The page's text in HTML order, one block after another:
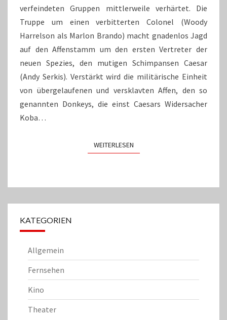
verfeindeten Gruppen mittlerweile verhärtet. Die
Truppe um einen verbitterten Colonel (Woody
Harrelson als Marlon Brando) macht gnadenlos Jagd
auf den Affenstamm um den ersten Vertreter der
neuen Spezies, den mutigen Schimpansen Caesar
(Andy Serkis). Verstärkt wird die militärische Einheit
von übergelaufenen und versklavten Affen, den so
genannten Donkeys, die einst Caesars Widersacher
Koba…
WEITERLESENWEITERLESEN
KATEGORIEN
Allgemein
Fernsehen
Kino
Theater